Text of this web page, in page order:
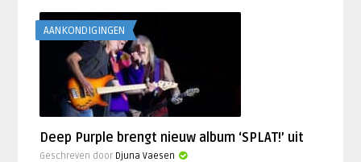
AANKONDIGINGEN
Deep Purple brengt nieuw album ‘SPLAT!’ uit
Geschreven door Djuna Vaesen